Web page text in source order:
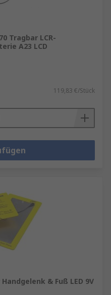
Tragbar LCR-
A23 LCD
119,83 €/Stück
& Fuß LED 9V